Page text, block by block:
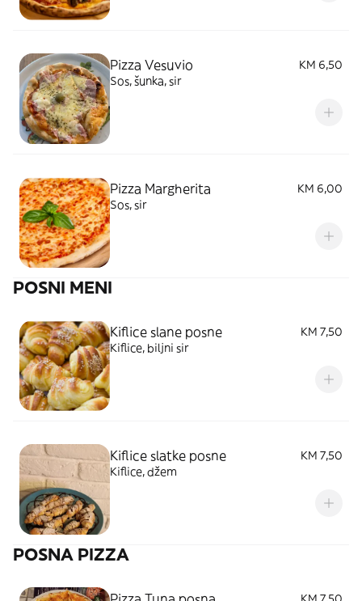
Pizza Vesuvio
KM 6,50
Sos, šunka, sir
Pizza Margherita
KM 6,00
Sos, sir
POSNI MENI
Kiflice slane posne
KM 7,50
Kiflice, biljni sir
Kiflice slatke posne
KM 7,50
Kiflice, džem
POSNA PIZZA